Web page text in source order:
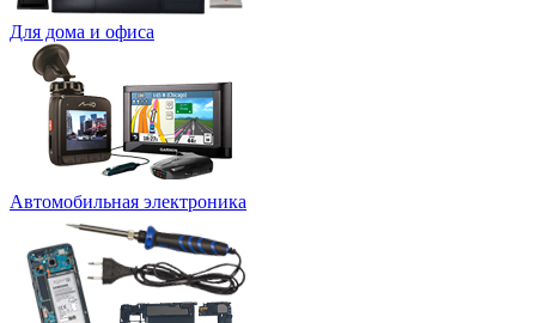
Для дома и офиса
Автомобильная электроника